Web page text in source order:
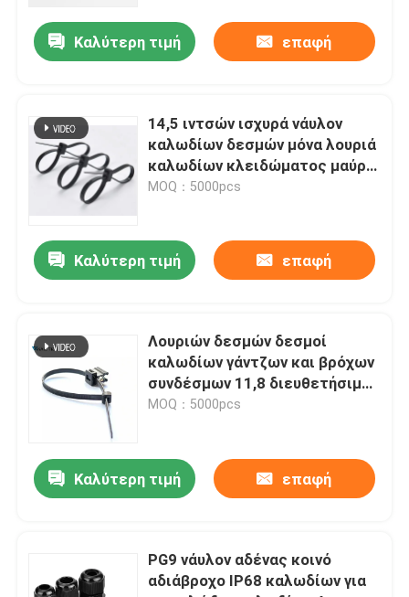
Καλύτερη τιμή επαφή
14,5 ιντσών ισχυρά νάυλον
καλωδίων δεσμών μόνα λουριά
καλωδίων κλειδώματος μαύρα
διευθετήσιμα
MOQ：5000pcs
Καλύτερη τιμή επαφή
Λουριών δεσμών δεσμοί
καλωδίων γάντζων και βρόχων
συνδέσμων 11,8 διευθετήσιμοι
φερμουάρ ίντσας
MOQ：5000pcs
Καλύτερη τιμή επαφή
PG9 νάυλον αδένας κοινό
αδιάβροχο IP68 καλωδίων για